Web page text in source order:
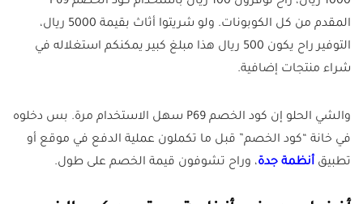
المقدم من كل الكوبونات. ولو شريتوا أثاث بقيمة 5000 ريال،
التوفير راح يكون 500 ريال هذا مبلغ كبير يمكنكم استغلاله في
شراء منتجات إضافية.
والشي الحلو إن كود الخصم P69 سهل الاستخدام مرة. بس دخلوه
في خانة “كود الخصم” قبل ما تكملون عملية الدفع في موقع أو
تطبيق أنظمة جدة، وراح تشوفون قيمة الخصم على طول.